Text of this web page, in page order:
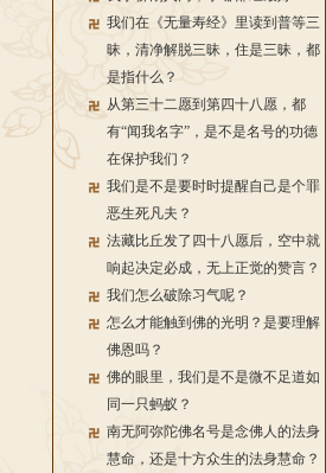
我们在《无量寿经》里读到普等三
昧，清净解脱三昧，住是三昧，都
是指什么？
从第三十二愿到第四十八愿，都
有“闻我名字”，是不是名号的功德
在保护我们？
我们是不是要时时提醒自己是个罪
恶生死凡夫？
法藏比丘发了四十八愿后，空中就
响起决定必成，无上正觉的赞言？
我们怎么破除习气呢？
怎么才能触到佛的光明？是要理解
佛恩吗？
佛的眼里，我们是不是微不足道如
同一只蚂蚁？
南无阿弥陀佛名号是念佛人的法身
慧命，还是十方众生的法身慧命？